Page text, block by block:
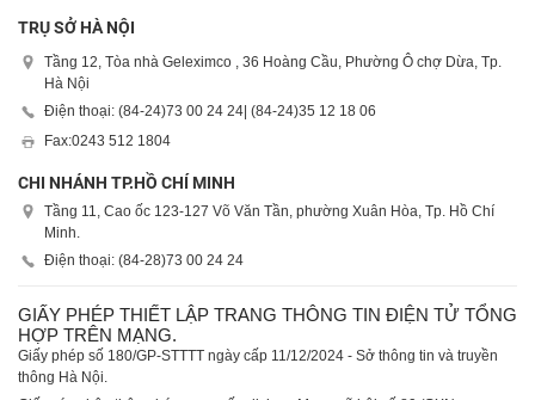
TRỤ SỞ HÀ NỘI
Tầng 12, Tòa nhà Geleximco , 36 Hoàng Cầu, Phường Ô chợ Dừa, Tp.
Hà Nội
Điện thoại: (84-24)73 00 24 24 | (84-24)35 12 18 06
Fax:0243 512 1804
CHI NHÁNH TP.HỒ CHÍ MINH
Tầng 11, Cao ốc 123-127 Võ Văn Tần, phường Xuân Hòa, Tp. Hồ Chí
Minh.
Điện thoại: (84-28)73 00 24 24
GIẤY PHÉP THIẾT LẬP TRANG THÔNG TIN ĐIỆN TỬ TỔNG
HỢP TRÊN MẠNG.
Giấy phép số 180/GP-STTTT ngày cấp 11/12/2024 - Sở thông tin và truyền
thông Hà Nội.